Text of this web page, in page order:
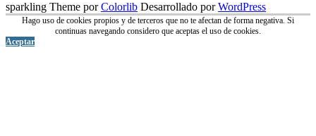
sparkling Theme porColorlib Desarrollado porWordPress
Hago uso de cookies propios y de terceros que no te afectan de forma negativa. Si
continuas navegando considero que aceptas el uso de cookies.
Aceptar